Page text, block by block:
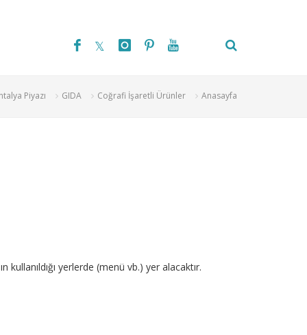
Piyazı GIDA Coğrafi İşaretli Ürünler Anasayfa
yerlerde (menü vb.) yer alacaktır.